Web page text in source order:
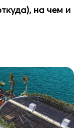
на чем и